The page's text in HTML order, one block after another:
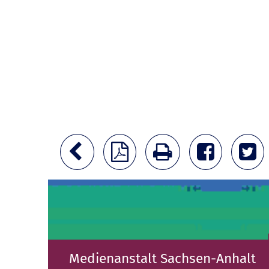
Medienanstalt Sachsen-Anhalt